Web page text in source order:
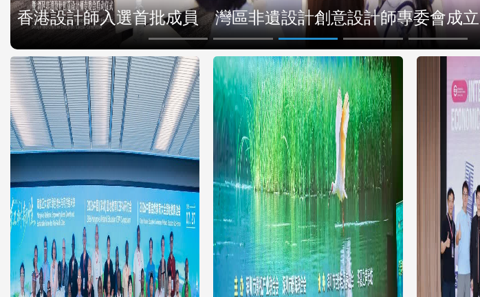
香港設計師入選首批成員 灣區非遺設計創意設計師專委會成立